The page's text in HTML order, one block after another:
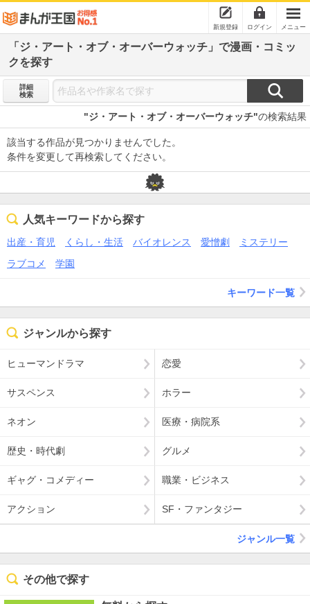
新規登録 ログイン メニュー
「ジ・アート・オブ・オーバーウォッチ」で漫画・コミッ
クを探す
詳細
検索
"ジ・アート・オブ・オーバーウォッチ"の検索結果
該当する作品が見つかりませんでした。
条件を変更して再検索してください。
人気キーワードから探す
出産・育児 くらし・生活 バイオレンス 愛憎劇
ミステリー
ラブコメ
学園
キーワード一覧
ジャンルから探す
ヒューマンドラマ 恋愛
サスペンス ホラー
ネオン 医療・病院系
歴史・時代劇 グルメ
ギャグ・コメディー 職業・ビジネス
アクション SF・ファンタジー
ジャンル一覧
その他で探す